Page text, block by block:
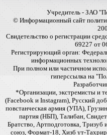
Учредитель - ЗАО
© Информационный сайт
Свидетельство о регистрации
69227 от
Регистрирующий орган:
информационных
При полном или частичном
гиперссылка на
*Организации, экстремисты и
(Facebook и Instagram), Русский
повстанческая армия (УПА),
партия (НБП), Талибан,
Братство, Артподготовка,
союз, Формат-18, Хизб ут-